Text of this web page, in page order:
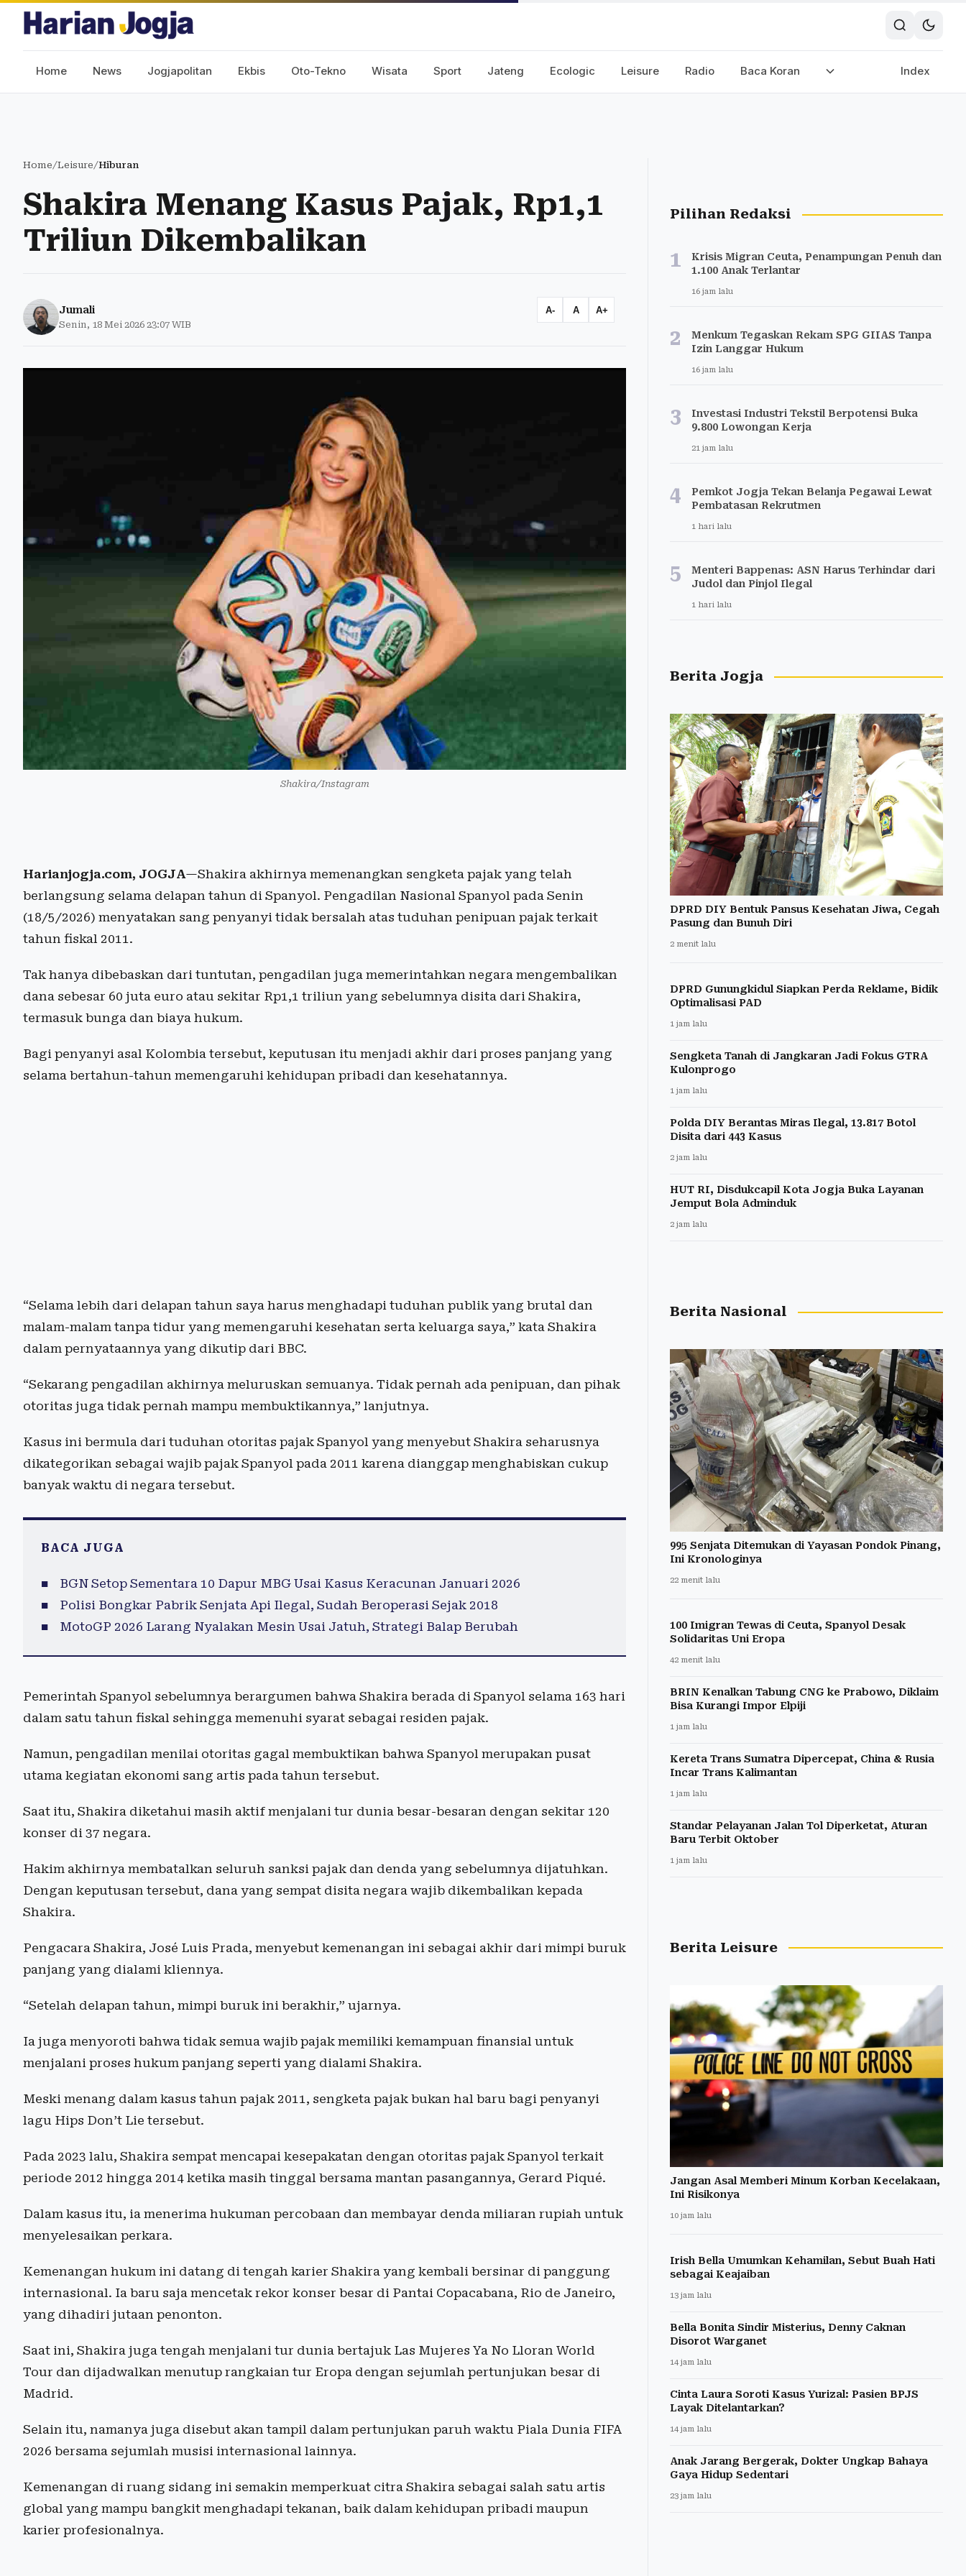
Home News Jogjapolitan Ekbis Oto-Tekno Wisata Sport Jateng Ecologic Leisure Radio Baca Koran Index
Home/Leisure/Hiburan
Shakira Menang Kasus Pajak, Rp1,1
Triliun Dikembalikan
Jumali
Senin, 18 Mei 2026 23:07 WIB
A- A A+
Shakira/Instagram
Harianjogja.com, JOGJA—Shakira akhirnya memenangkan sengketa pajak yang telah
berlangsung selama delapan tahun di Spanyol. Pengadilan Nasional Spanyol pada Senin
(18/5/2026) menyatakan sang penyanyi tidak bersalah atas tuduhan penipuan pajak terkait
tahun fiskal 2011.
Tak hanya dibebaskan dari tuntutan, pengadilan juga memerintahkan negara mengembalikan
dana sebesar 60 juta euro atau sekitar Rp1,1 triliun yang sebelumnya disita dari Shakira,
termasuk bunga dan biaya hukum.
Bagi penyanyi asal Kolombia tersebut, keputusan itu menjadi akhir dari proses panjang yang
selama bertahun-tahun memengaruhi kehidupan pribadi dan kesehatannya.
“Selama lebih dari delapan tahun saya harus menghadapi tuduhan publik yang brutal dan
malam-malam tanpa tidur yang memengaruhi kesehatan serta keluarga saya,” kata Shakira
dalam pernyataannya yang dikutip dari BBC.
“Sekarang pengadilan akhirnya meluruskan semuanya. Tidak pernah ada penipuan, dan pihak
otoritas juga tidak pernah mampu membuktikannya,” lanjutnya.
Kasus ini bermula dari tuduhan otoritas pajak Spanyol yang menyebut Shakira seharusnya
dikategorikan sebagai wajib pajak Spanyol pada 2011 karena dianggap menghabiskan cukup
banyak waktu di negara tersebut.
BACA JUGA
BGN Setop Sementara 10 Dapur MBG Usai Kasus Keracunan Januari 2026
Polisi Bongkar Pabrik Senjata Api Ilegal, Sudah Beroperasi Sejak 2018
MotoGP 2026 Larang Nyalakan Mesin Usai Jatuh, Strategi Balap Berubah
Pemerintah Spanyol sebelumnya berargumen bahwa Shakira berada di Spanyol selama 163 hari
dalam satu tahun fiskal sehingga memenuhi syarat sebagai residen pajak.
Namun, pengadilan menilai otoritas gagal membuktikan bahwa Spanyol merupakan pusat
utama kegiatan ekonomi sang artis pada tahun tersebut.
Saat itu, Shakira diketahui masih aktif menjalani tur dunia besar-besaran dengan sekitar 120
konser di 37 negara.
Hakim akhirnya membatalkan seluruh sanksi pajak dan denda yang sebelumnya dijatuhkan.
Dengan keputusan tersebut, dana yang sempat disita negara wajib dikembalikan kepada
Shakira.
Pengacara Shakira, José Luis Prada, menyebut kemenangan ini sebagai akhir dari mimpi buruk
panjang yang dialami kliennya.
“Setelah delapan tahun, mimpi buruk ini berakhir,” ujarnya.
Ia juga menyoroti bahwa tidak semua wajib pajak memiliki kemampuan finansial untuk
menjalani proses hukum panjang seperti yang dialami Shakira.
Meski menang dalam kasus tahun pajak 2011, sengketa pajak bukan hal baru bagi penyanyi
lagu Hips Don’t Lie tersebut.
Pada 2023 lalu, Shakira sempat mencapai kesepakatan dengan otoritas pajak Spanyol terkait
periode 2012 hingga 2014 ketika masih tinggal bersama mantan pasangannya, Gerard Piqué.
Dalam kasus itu, ia menerima hukuman percobaan dan membayar denda miliaran rupiah untuk
menyelesaikan perkara.
Kemenangan hukum ini datang di tengah karier Shakira yang kembali bersinar di panggung
internasional. Ia baru saja mencetak rekor konser besar di Pantai Copacabana, Rio de Janeiro,
yang dihadiri jutaan penonton.
Saat ini, Shakira juga tengah menjalani tur dunia bertajuk Las Mujeres Ya No Lloran World
Tour dan dijadwalkan menutup rangkaian tur Eropa dengan sejumlah pertunjukan besar di
Madrid.
Selain itu, namanya juga disebut akan tampil dalam pertunjukan paruh waktu Piala Dunia FIFA
2026 bersama sejumlah musisi internasional lainnya.
Kemenangan di ruang sidang ini semakin memperkuat citra Shakira sebagai salah satu artis
global yang mampu bangkit menghadapi tekanan, baik dalam kehidupan pribadi maupun
karier profesionalnya.
Pilihan Redaksi
1
Krisis Migran Ceuta, Penampungan Penuh dan
1.100 Anak Terlantar
16 jam lalu
2
Menkum Tegaskan Rekam SPG GIIAS Tanpa
Izin Langgar Hukum
16 jam lalu
3
Investasi Industri Tekstil Berpotensi Buka
9.800 Lowongan Kerja
21 jam lalu
4
Pemkot Jogja Tekan Belanja Pegawai Lewat
Pembatasan Rekrutmen
1 hari lalu
5
Menteri Bappenas: ASN Harus Terhindar dari
Judol dan Pinjol Ilegal
1 hari lalu
Berita Jogja
DPRD DIY Bentuk Pansus Kesehatan Jiwa, Cegah
Pasung dan Bunuh Diri
2 menit lalu
DPRD Gunungkidul Siapkan Perda Reklame, Bidik
Optimalisasi PAD
1 jam lalu
Sengketa Tanah di Jangkaran Jadi Fokus GTRA
Kulonprogo
1 jam lalu
Polda DIY Berantas Miras Ilegal, 13.817 Botol
Disita dari 443 Kasus
2 jam lalu
HUT RI, Disdukcapil Kota Jogja Buka Layanan
Jemput Bola Adminduk
2 jam lalu
Berita Nasional
995 Senjata Ditemukan di Yayasan Pondok Pinang,
Ini Kronologinya
22 menit lalu
100 Imigran Tewas di Ceuta, Spanyol Desak
Solidaritas Uni Eropa
42 menit lalu
BRIN Kenalkan Tabung CNG ke Prabowo, Diklaim
Bisa Kurangi Impor Elpiji
1 jam lalu
Kereta Trans Sumatra Dipercepat, China & Rusia
Incar Trans Kalimantan
1 jam lalu
Standar Pelayanan Jalan Tol Diperketat, Aturan
Baru Terbit Oktober
1 jam lalu
Berita Leisure
Jangan Asal Memberi Minum Korban Kecelakaan,
Ini Risikonya
10 jam lalu
Irish Bella Umumkan Kehamilan, Sebut Buah Hati
sebagai Keajaiban
13 jam lalu
Bella Bonita Sindir Misterius, Denny Caknan
Disorot Warganet
14 jam lalu
Cinta Laura Soroti Kasus Yurizal: Pasien BPJS
Layak Ditelantarkan?
14 jam lalu
Anak Jarang Bergerak, Dokter Ungkap Bahaya
Gaya Hidup Sedentari
23 jam lalu